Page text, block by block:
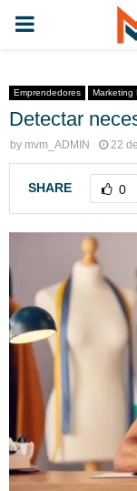
Emprendedores Marketing
Detectar
by mvm_ADMIN 22
SHARE 0